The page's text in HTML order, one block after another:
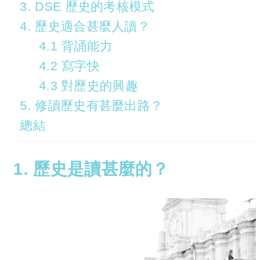
3. DSE 歷史的考核模式
4. 歷史適合甚麼人讀？
4.1 背誦能力
4.2 寫字快
4.3 對歷史的興趣
5. 修讀歷史有甚麼出路？
總結
1. 歷史是讀甚麼的？